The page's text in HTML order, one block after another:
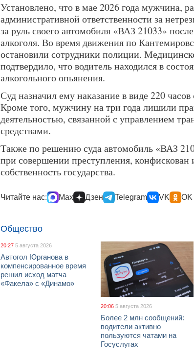
Установлено, что в мае 2026 года мужчина,
административной ответственности за
за руль своего автомобиля «ВАЗ 21033»
алкоголя. Во время движения по
остановили сотрудники полиции.
подтвердило, что водитель находился в
алкогольного опьянения.
Суд назначил ему наказание в виде 220 часов
Кроме того, мужчину на три года лишили
деятельностью, связанной с управлением
средствами.
Также по решению суда автомобиль «ВАЗ
при совершении преступления, конфискован
собственность государства.
Читайте нас: Max Дзен Telegram VK OK
Общество
20:27 5 августа 2026
Автогол Юрганова в
компенсированное время
решил исход матча
«Факела» с «Динамо»
20:06 5 августа 2026
Более 2 млн сообщений:
водители активно
пользуются чатами на
Госуслугах